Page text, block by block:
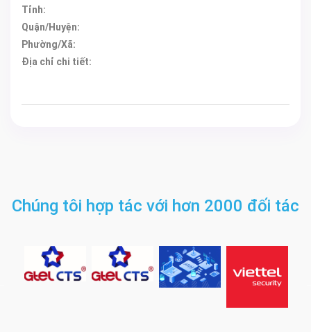
Tỉnh:
Quận/Huyện:
Phường/Xã:
Địa chỉ chi tiết:
Chúng tôi hợp tác với hơn 2000 đối tác